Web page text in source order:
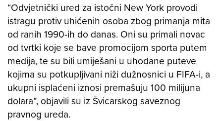
“Odvjetnički ured za istočni New York provodi
istragu protiv uhićenih osoba zbog primanja mita
od ranih 1990-ih do danas. Oni su primali novac
od tvrtki koje se bave promocijom sporta putem
medija, te su bili umiješani u uhodane puteve
kojima su potkupljivani niži dužnosnici u FIFA-i, a
ukupni isplaćeni iznosi premašuju 100 milijuna
dolara”, objavili su iz Švicarskog saveznog
pravnog ureda.